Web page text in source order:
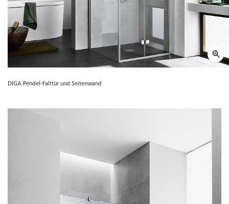
DIGA Pendel-Falttür und Seitenwand